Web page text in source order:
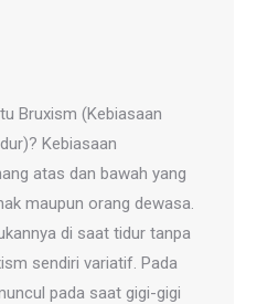
Bruxism (Kebiasaan
Kebiasaan
atas dan bawah yang
maupun orang dewasa.
di saat tidur tanpa
sendiri variatif. Pada
pada saat gigi-gigi